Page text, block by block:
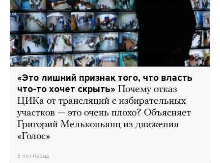
«Это лишний признак того, что власть
что-то хочет скрыть» Почему отказ
ЦИКа от трансляций с избирательных
участков — это очень плохо? Объясняет
Григорий Мельконьянц из движения
«Голос»
5 лет назад